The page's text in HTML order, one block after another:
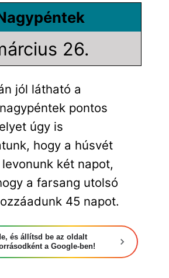
26.
jól látható a
pontos
úgy is
hogy a húsvét
két napot,
a farsang utolsó
45 napot.
és állítsd be az oldalt
a Google-ben!